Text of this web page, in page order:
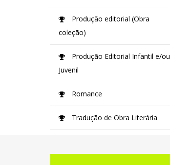
Produção editorial (Obra
coleção)
Produção Editorial Infantil e/ou
Juvenil
Romance
Tradução de Obra Literária